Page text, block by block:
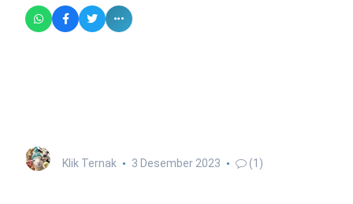
Klik Ternak 3 Desember 2023 (1)